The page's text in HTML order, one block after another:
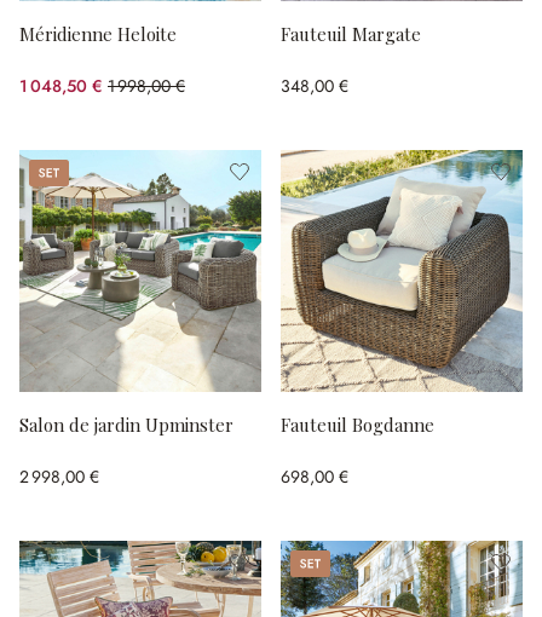
Méridienne Heloite
1 048,50 € 1 998,00 €
(47.52%spared)
Fauteuil Margate
348,00 €
Set
Salon de jardin Upminster
2 998,00 €
Fauteuil Bogdanne
698,00 €
Set